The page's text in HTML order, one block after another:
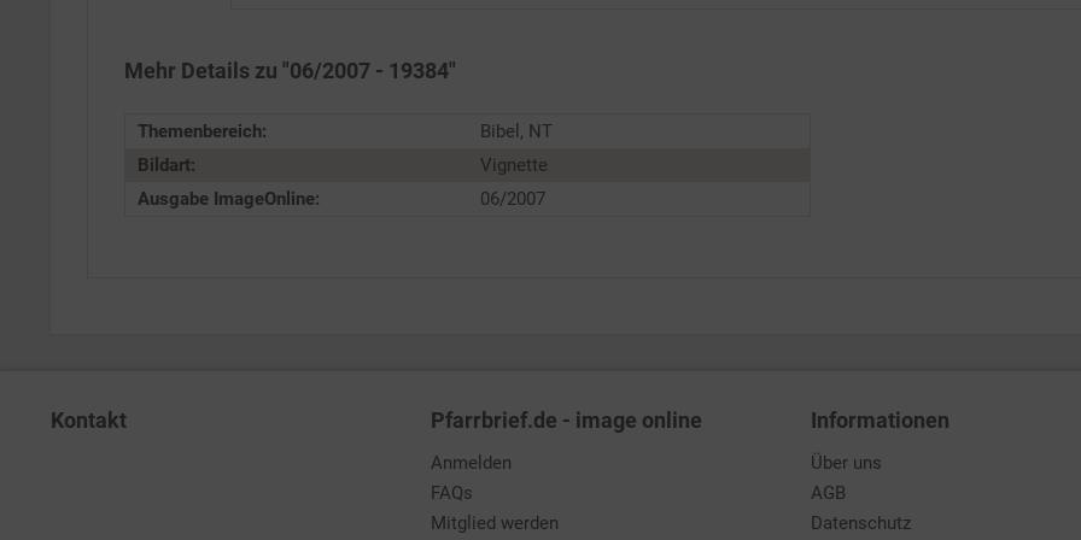
Mehr Details zu "06/2007 - 19384"
Themenbereich:
Bibel, NT
Bildart:
Vignette
Ausgabe ImageOnline:
06/2007
Kontakt Pfarrbrief.de - image online
Anmelden
FAQs
Mitglied werden
Informationen
Über uns
AGB
Datenschutz
Service